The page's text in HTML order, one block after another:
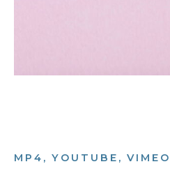
MP4, YOUTUBE, VIMEO